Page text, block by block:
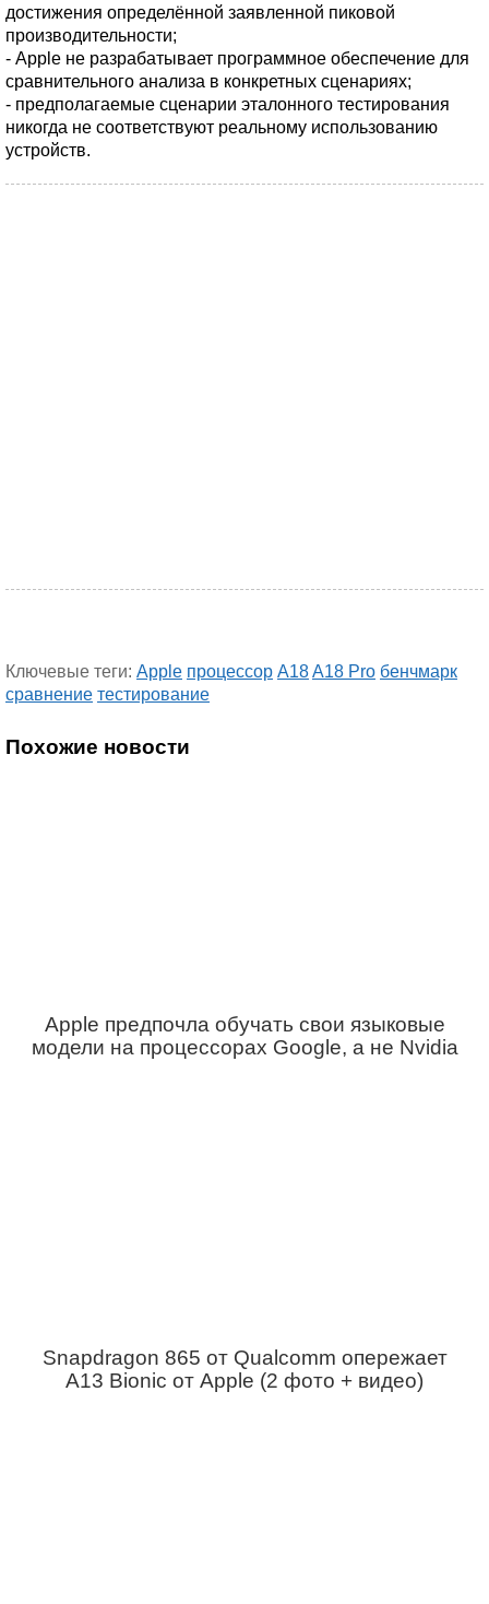
достижения определённой заявленной пиковой
производительности;
- Apple не разрабатывает программное обеспечение для
сравнительного анализа в конкретных сценариях;
- предполагаемые сценарии эталонного тестирования
никогда не соответствуют реальному использованию
устройств.
Ключевые теги: Apple процессор A18A18 Pro бенчмарк
сравнение тестирование
Похожие новости
Apple предпочла обучать свои языковые
модели на процессорах Google, а не Nvidia
Snapdragon 865 от Qualcomm опережает
A13 Bionic от Apple (2 фото + видео)